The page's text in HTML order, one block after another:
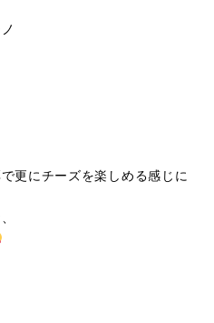
更にチーズを楽しめる感じに